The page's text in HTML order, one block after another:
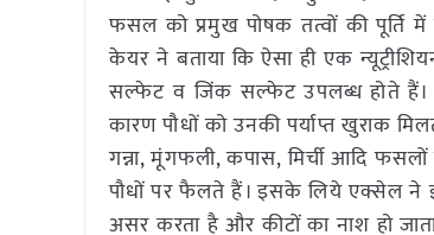
फसल को प्रमुख पोषक तत्वों की पूर्ति
केयर ने बताया कि ऐसा ही एक
सल्फेट व जिंक सल्फेट उपलब्ध होते हैं।
कारण पौधों को उनकी पर्याप्त खुराक
गन्ना, मूंगफली, कपास, मिर्ची आदि
पौधों पर फैलते हैं। इसके लिये एक्सेल ने
असर करता है और कीटों का नाश हो